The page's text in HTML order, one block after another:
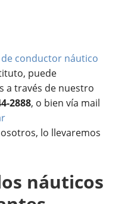
conductor náutico
puede
a través de nuestro
2888, o bien vía mail
lo llevaremos
náuticos